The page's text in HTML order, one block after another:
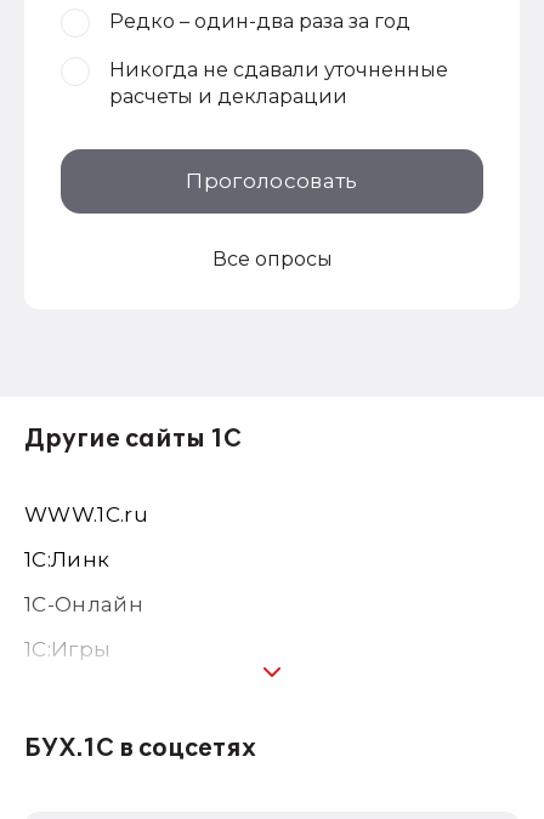
Редко – один-два раза за год
Никогда не сдавали уточненные
расчеты и декларации
Проголосовать
Все опросы
Другие сайты 1С
WWW.1С.ru
1С:Линк
1С-Онлайн
1C:Игры
1С:Консалтинг
БУХ.1С в соцсетях